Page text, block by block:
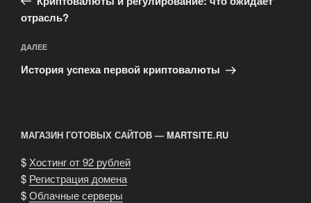
отрасль?
Следующая
запись
ДАЛЕЕ
История успеха первой криптовалюты
МАГАЗИН ГОТОВЫХ САЙТОВ — MARTSITE.RU
$ Хостинг от 92 рублей
$ Регистрация домена
$Облачные серверы